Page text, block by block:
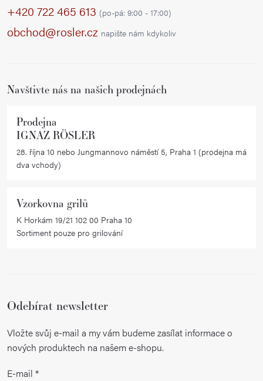
+420 722 465 613 (po-pá: 9:00 - 17:00)
obchod@rosler.cz napište nám kdykoliv
Navštivte nás na našich prodejnách
Prodejna
IGNAZ RÖSLER
28. října 10 nebo Jungmannovo náměstí 5, Praha 1 (prodejna má
dva vchody)
Vzorkovna grilů
K Horkám 19/21 102 00 Praha 10
Sortiment pouze pro grilování
Odebírat newsletter
Vložte svůj e-mail a my vám budeme zasílat informace o
nových produktech na našem e-shopu.
E-mail